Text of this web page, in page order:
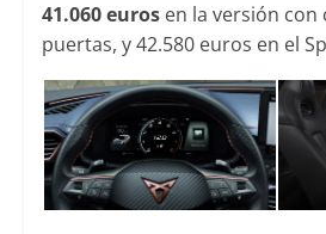
41.060 eurosen la versión con
puertas, y 42.580 euros en el